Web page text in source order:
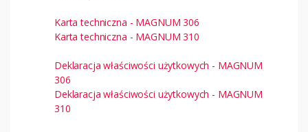
Karta techniczna - MAGNUM 306
Karta techniczna - MAGNUM 310
Deklaracja właściwości użytkowych - MAGNUM
306
Deklaracja właściwości użytkowych - MAGNUM
310